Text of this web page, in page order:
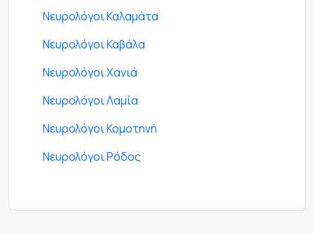
Νευρολόγοι Καλαμάτα
Νευρολόγοι Καβάλα
Νευρολόγοι Χανιά
Νευρολόγοι Λαμία
Νευρολόγοι Κομοτηνή
Νευρολόγοι Ρόδος